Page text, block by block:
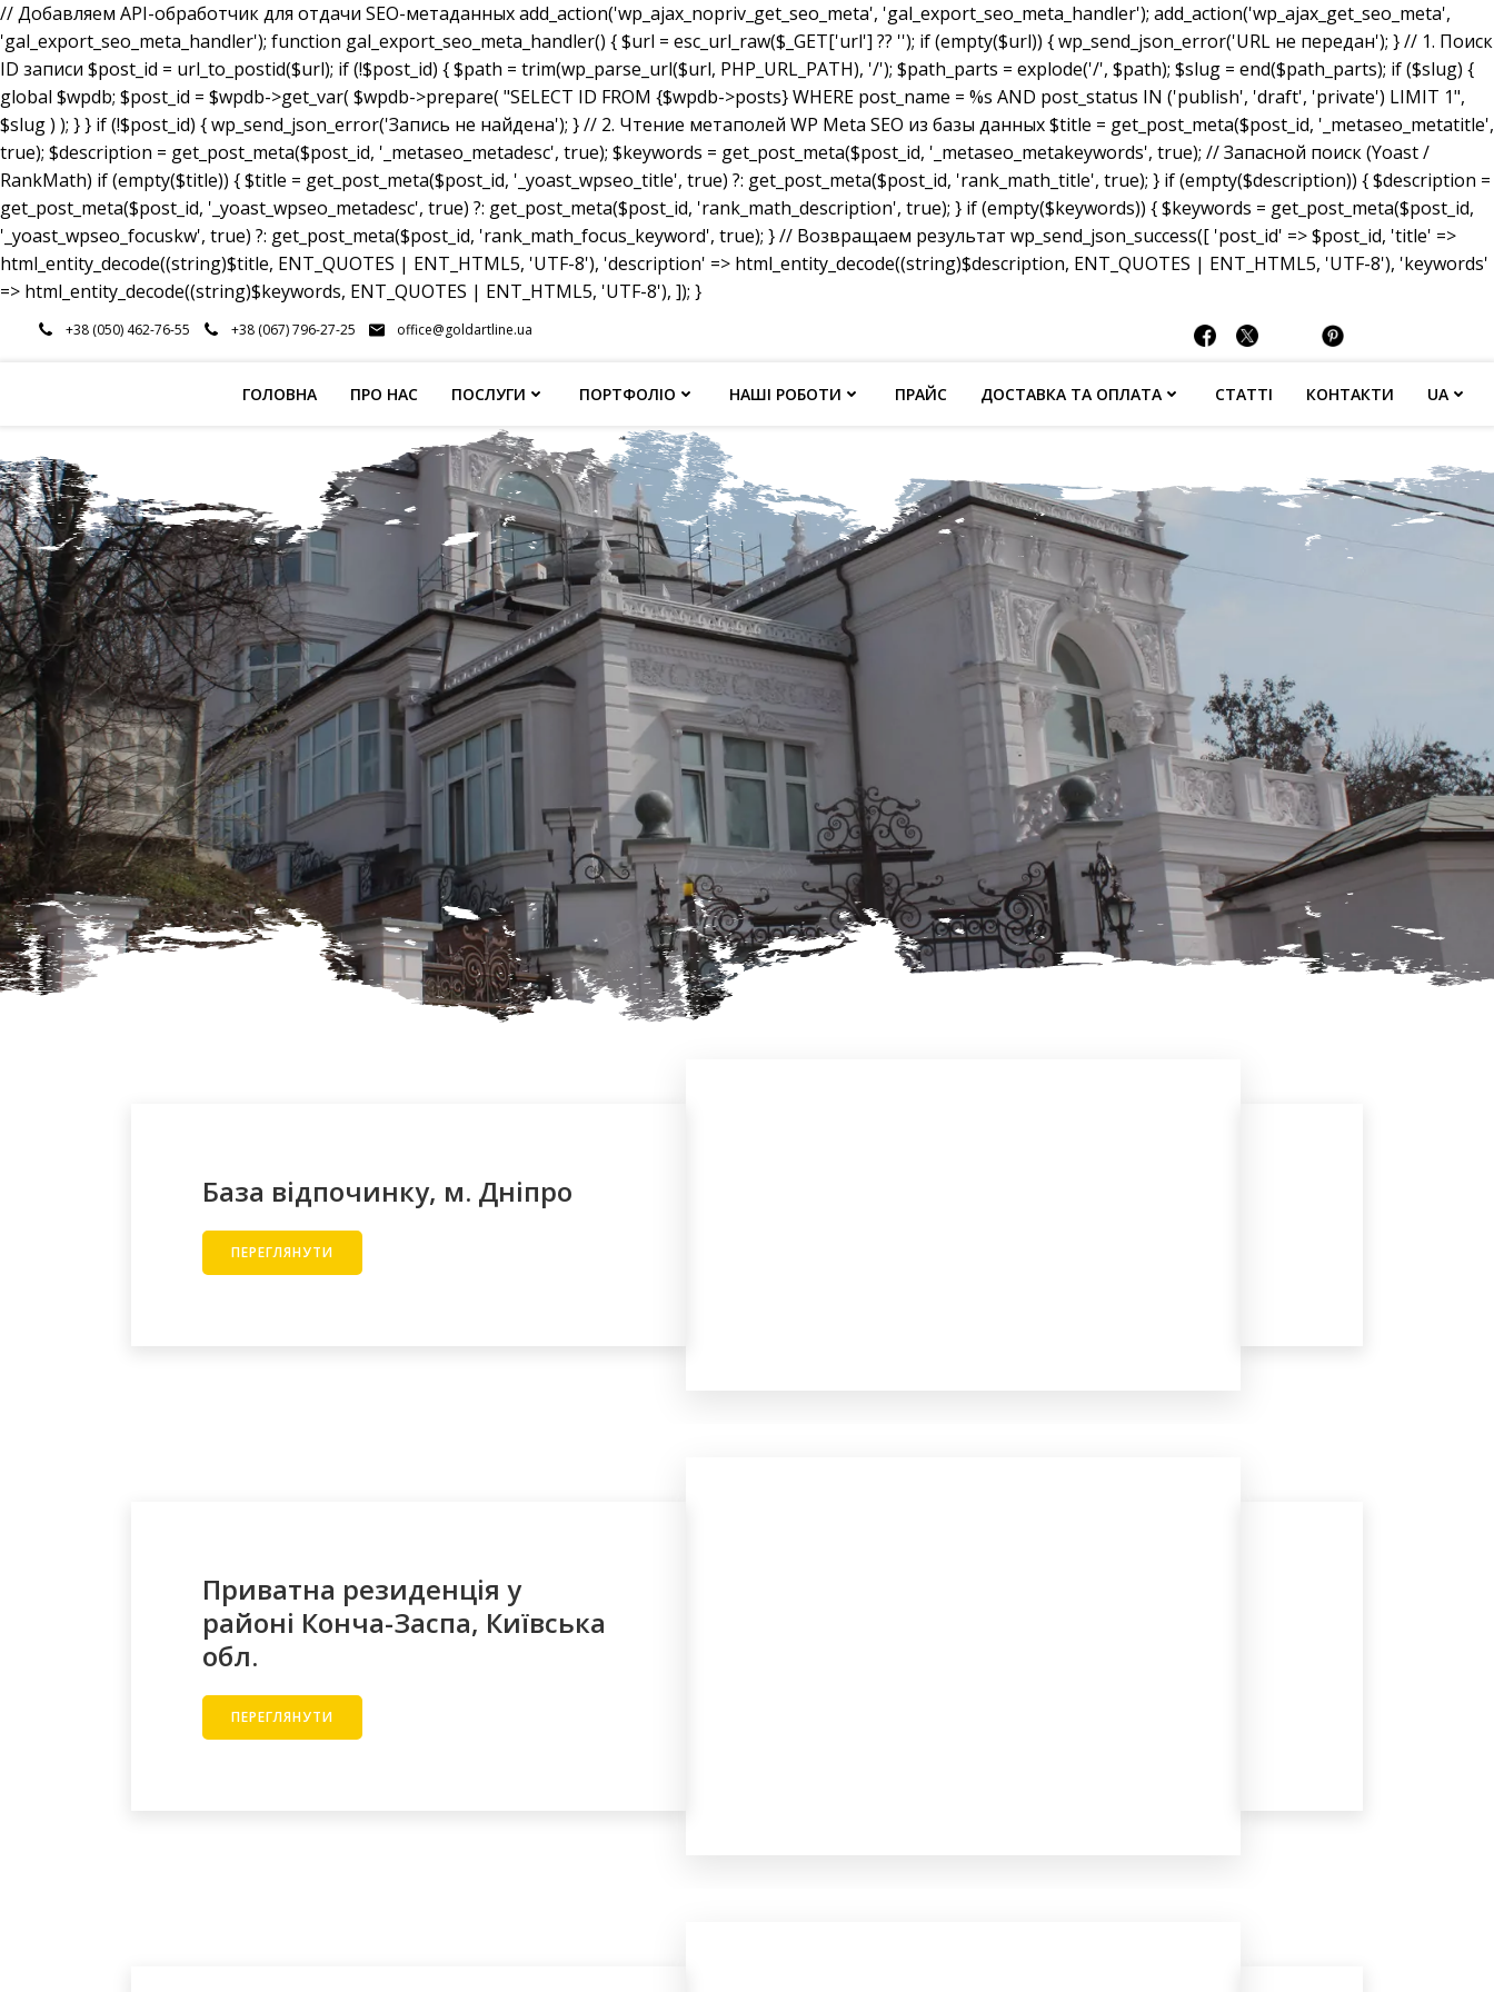
// Добавляем API-обработчик для отдачи SEO-метаданных add_action('wp_ajax_nopriv_get_seo_meta', 'gal_export_seo_meta_handler'); add_action('wp_ajax_get_seo_meta',
'gal_export_seo_meta_handler'); function gal_export_seo_meta_handler() { $url = esc_url_raw($_GET['url'] ?? ''); if (empty($url)) { wp_send_json_error('URL не передан'); } // 1. Поиск
ID записи $post_id = url_to_postid($url); if (!$post_id) { $path = trim(wp_parse_url($url, PHP_URL_PATH), '/'); $path_parts = explode('/', $path); $slug = end($path_parts); if ($slug) {
global $wpdb; $post_id = $wpdb->get_var( $wpdb->prepare( "SELECT ID FROM {$wpdb->posts} WHERE post_name = %s AND post_status IN ('publish', 'draft', 'private') LIMIT 1",
$slug ) ); } } if (!$post_id) { wp_send_json_error('Запись не найдена'); } // 2. Чтение метаполей WP Meta SEO из базы данных $title = get_post_meta($post_id, '_metaseo_metatitle',
true); $description = get_post_meta($post_id, '_metaseo_metadesc', true); $keywords = get_post_meta($post_id, '_metaseo_metakeywords', true); // Запасной поиск (Yoast /
RankMath) if (empty($title)) { $title = get_post_meta($post_id, '_yoast_wpseo_title', true) ?: get_post_meta($post_id, 'rank_math_title', true); } if (empty($description)) { $description =
get_post_meta($post_id, '_yoast_wpseo_metadesc', true) ?: get_post_meta($post_id, 'rank_math_description', true); } if (empty($keywords)) { $keywords = get_post_meta($post_id,
'_yoast_wpseo_focuskw', true) ?: get_post_meta($post_id, 'rank_math_focus_keyword', true); } // Возвращаем результат wp_send_json_success([ 'post_id' => $post_id, 'title' =>
html_entity_decode((string)$title, ENT_QUOTES | ENT_HTML5, 'UTF-8'), 'description' => html_entity_decode((string)$description, ENT_QUOTES | ENT_HTML5, 'UTF-8'), 'keywords'
=> html_entity_decode((string)$keywords, ENT_QUOTES | ENT_HTML5, 'UTF-8'), ]); }
Перейти+38 (050) 462-76-55 +38 (067) 796-27-25 office@goldartline.ua
ГОЛОВНА ПРО НАС ПОСЛУГИ ПОРТФОЛІО НАШІ РОБОТИ ПРАЙС ДОСТАВКА ТА ОПЛАТА СТАТТІ КОНТАКТИ UA
База відпочинку, м. Дніпро
ПЕРЕГЛЯНУТИ
Приватна резиденція у
районі Конча-Заспа, Київська
обл.
ПЕРЕГЛЯНУТИ